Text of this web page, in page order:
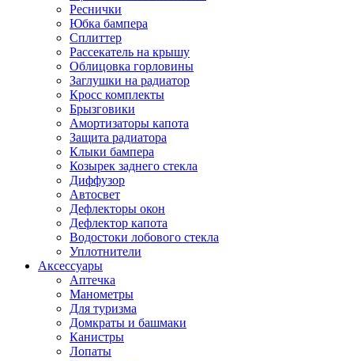
Реснички
Юбка бампера
Сплиттер
Рассекатель на крышу
Облицовка горловины
Заглушки на радиатор
Кросс комплекты
Брызговики
Амортизаторы капота
Защита радиатора
Клыки бампера
Козырек заднего стекла
Диффузор
Автосвет
Дефлекторы окон
Дефлектор капота
Водостоки лобового стекла
Уплотнители
Аксессуары
Аптечка
Манометры
Для туризма
Домкраты и башмаки
Канистры
Лопаты